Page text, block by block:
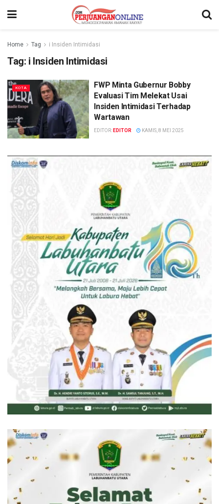
Home Tag i Insiden Intimidasi
Tag: i Insiden Intimidasi
KOTA
FWP Minta Gubernur Bobby
Evaluasi Tim Melekat Usai
Insiden Intimidasi Terhadap
Wartawan
EDITOR: EDITOR KAMIS, 8 MEI 2025